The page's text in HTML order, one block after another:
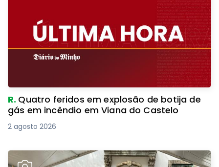
R. Quatro feridos em explosão de botija de
gás em incêndio em Viana do Castelo
2 agosto 2026